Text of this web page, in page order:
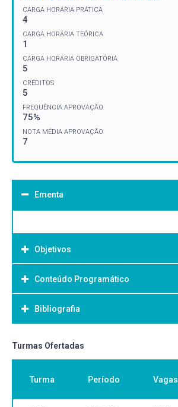
CARGA HORÁRIA PRÁTICA
4
CARGA HORÁRIA TEÓRICA
1
CARGA HORÁRIA OBRIGATÓRIA
5
CRÉDITOS
5
FREQUÊNCIA APROVAÇÃO
75%
NOTA MÉDIA APROVAÇÃO
7
Ementa
Objetivos
Objetivo Geral:
Conteúdo Programático
Bibliografia
Bibliografia Básica:
Turmas Ofertadas
Turma Período Vagas